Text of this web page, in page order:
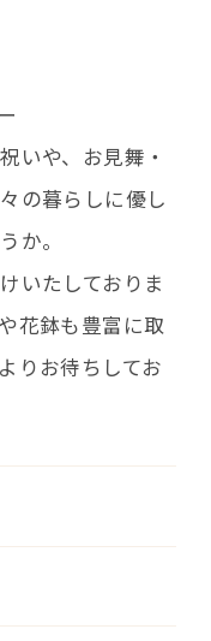
いや、お見舞・
の暮らしに優し
か。
いたしておりま
花鉢も豊富に取
りお待ちしてお